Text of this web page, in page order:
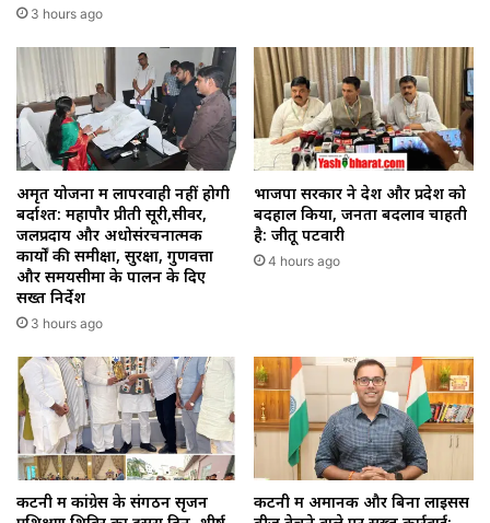
3 hours ago
अमृत योजना में लापरवाही नहीं होगी
बर्दाश्त: महापौर प्रीती सूरी,सीवर,
जलप्रदाय और अधोसंरचनात्मक
कार्यों की समीक्षा, सुरक्षा, गुणवत्ता
और समयसीमा के पालन के दिए
सख्त निर्देश
3 hours ago
भाजपा सरकार ने देश और प्रदेश को
बदहाल किया, जनता बदलाव चाहती
है: जीतू पटवारी
4 hours ago
कटनी में कांग्रेस के संगठन सृजन
कटनी में अमानक और बिना लाइसेंस